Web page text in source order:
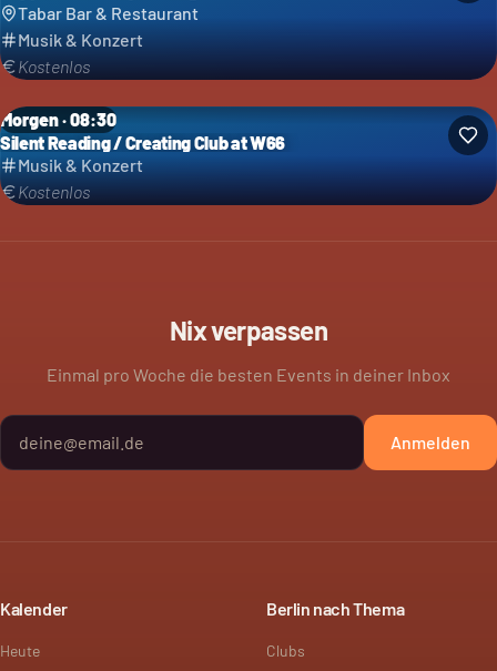
Tabar Bar & Restaurant
Musik & Konzert
Kostenlos
Morgen · 08:30
Silent Reading / Creating Club at W66
Musik & Konzert
Kostenlos
Nix verpassen
Einmal pro Woche die besten Events in deiner Inbox
Anmelden
Kalender
Heute
Berlin nach Thema
Clubs